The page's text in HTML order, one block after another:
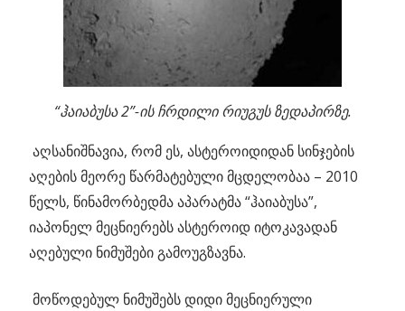
“ჰაიაბუსა 2”-ის ჩრდილი რიუგუს ზედაპირზე.
აღსანიშნავია, რომ ეს, ასტეროიდიდან სინჯების
აღების მეორე წარმატებული მცდელობაა – 2010
წელს, წინამორბედმა აპარატმა “ჰაიაბუსა”,
იაპონელ მეცნიერებს ასტეროიდ იტოკავადან
აღებული ნიმუშები გამოუგზავნა.
მოწოდებულ ნიმუშებს დიდი მეცნიერული